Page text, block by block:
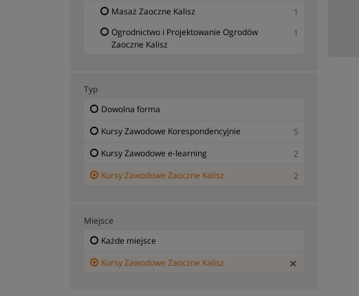
Masaż Zaoczne Kalisz
1
Ogrodnictwo i Projektowanie Ogrodów
Zaoczne Kalisz
1
Typ
Dowolna forma
Kursy Zawodowe Korespondencyjnie
5
Kursy Zawodowe e-learning
2
Kursy Zawodowe Zaoczne Kalisz
2
Miejsce
Każde miejsce
Kursy Zawodowe Zaoczne Kalisz